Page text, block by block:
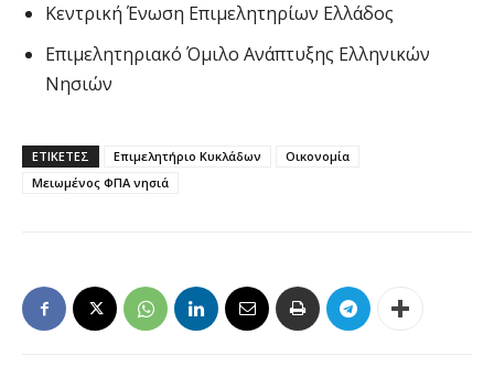
Κεντρική Ένωση Επιμελητηρίων Ελλάδος
Επιμελητηριακό Όμιλο Ανάπτυξης Ελληνικών
Νησιών
ΕΤΙΚΕΤΕΣ Επιμελητήριο Κυκλάδων
Οικονομία
Μειωμένος ΦΠΑ νησιά